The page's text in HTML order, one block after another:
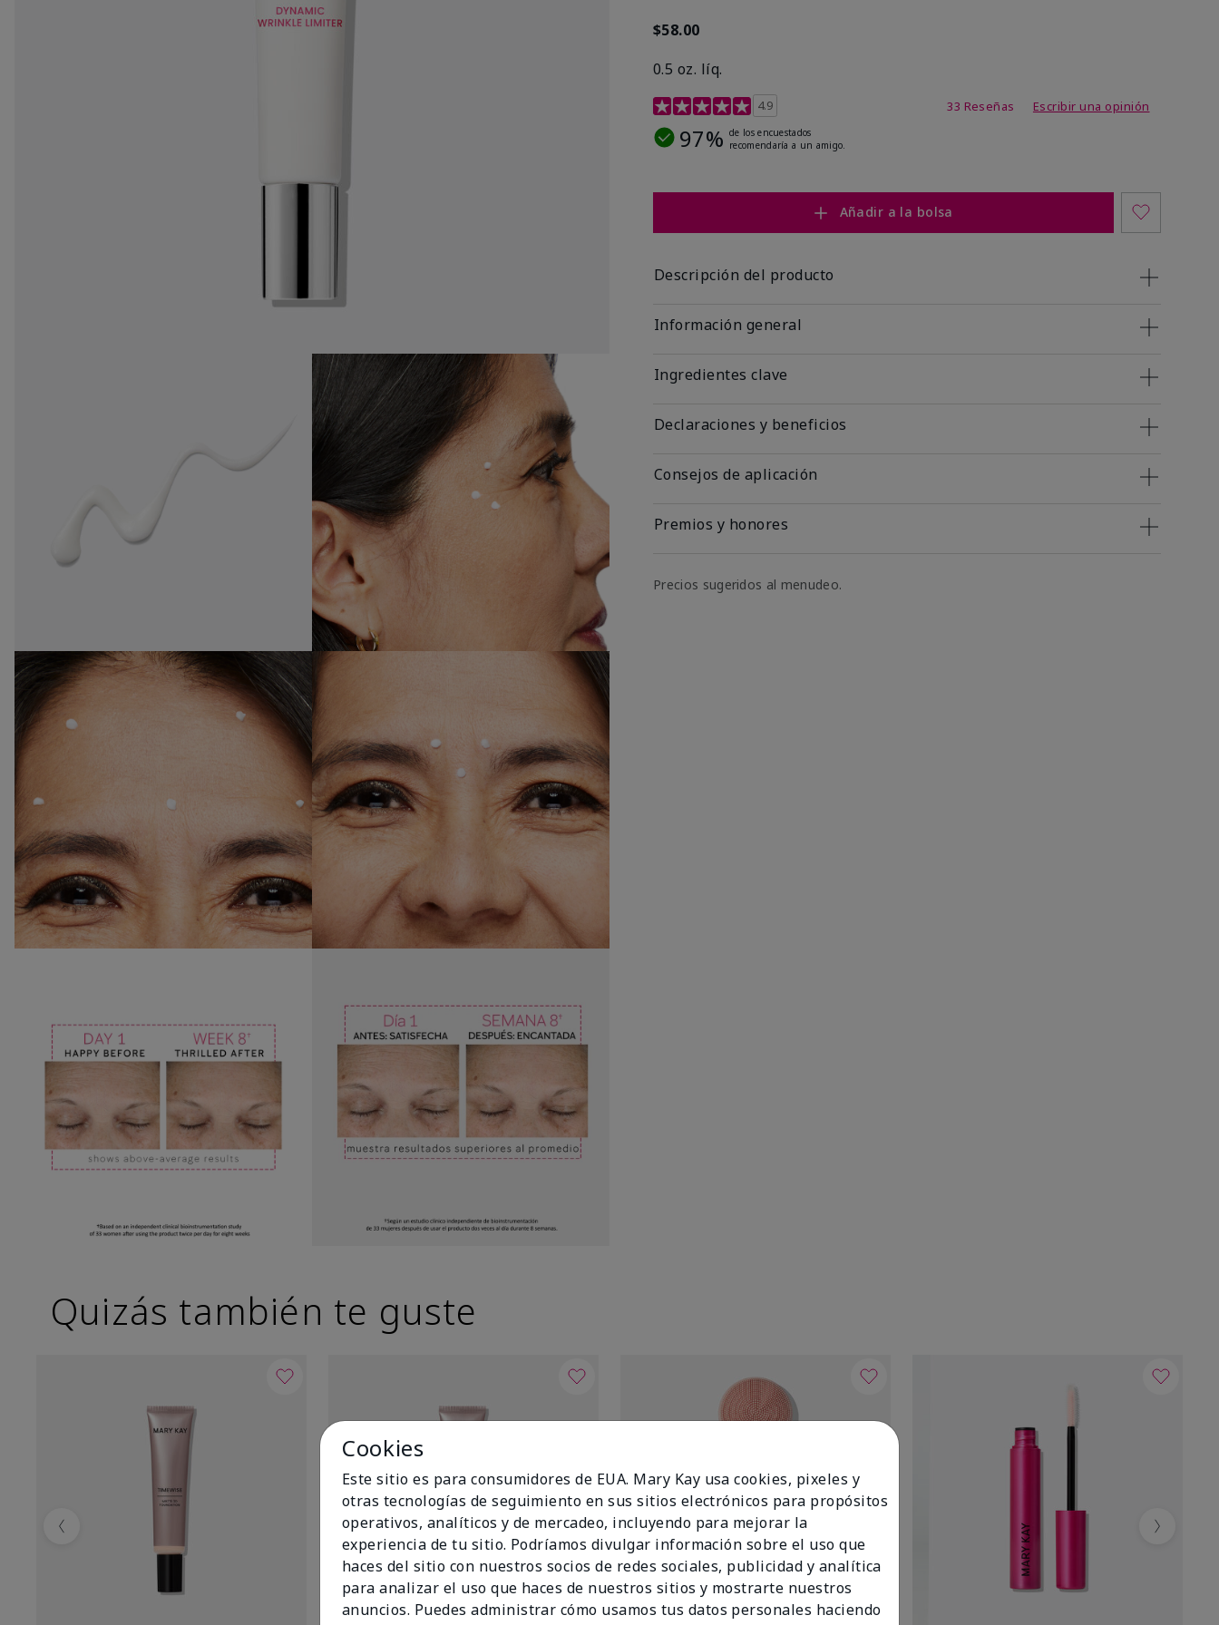
$58.00
0.5 oz. líq.
Calificación de clientes de 4,9 de 5
4.9 33 Reseñas Escribir una opinión
97% de los encuestados
recomendaría a un amigo.
Añadir a la bolsa
Descripción del producto
Información general
Ingredientes clave
Declaraciones y beneficios
Consejos de aplicación
Premios y honores
Precios sugeridos al menudeo.
Quizás también te guste
Previous Next
Cookies
Este sitio es para consumidores de EUA. Mary Kay usa cookies, pixeles y
otras tecnologías de seguimiento en sus sitios electrónicos para propósitos
operativos, analíticos y de mercadeo, incluyendo para mejorar la
experiencia de tu sitio. Podríamos divulgar información sobre el uso que
haces del sitio con nuestros socios de redes sociales, publicidad y analítica
para analizar el uso que haces de nuestros sitios y mostrarte nuestros
anuncios. Puedes administrar cómo usamos tus datos personales haciendo